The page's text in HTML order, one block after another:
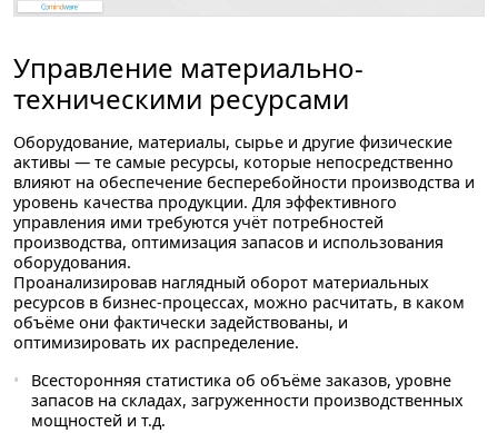
Управление материально-
техническими ресурсами
Оборудование, материалы, сырье и другие физические
активы — те самые ресурсы, которые непосредственно
влияют на обеспечение бесперебойности производства и
уровень качества продукции. Для эффективного
управления ими требуются учёт потребностей
производства, оптимизация запасов и использования
оборудования.
Проанализировав наглядный оборот материальных
ресурсов в бизнес-процессах, можно расчитать, в каком
объёме они фактически задействованы, и
оптимизировать их распределение.
Всесторонняя статистика об объёме заказов, уровне
запасов на складах, загруженности производственных
мощностей и т.д.